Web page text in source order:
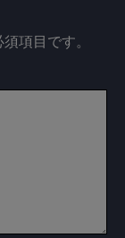
須項目です。